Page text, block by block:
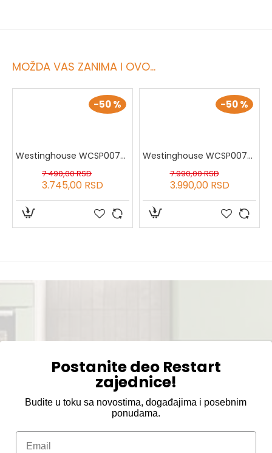
MOŽDA VAS ZANIMA I OVO...
-50 %
Westinghouse WCSP0070018GGY Šerpa sa poklopcem i dugom ručkom 18 cm
3.745,00 RSD
7.490,00 RSD
-50 %
Westinghouse WCSP0070020GGY Šerpa sa poklopcem i dugom ručkom 20 cm
3.990,00 RSD
7.990,00 RSD
Postanite deo Restart
zajednice!
Budite u toku sa novostima, događajima i posebnim
ponudama.
Email